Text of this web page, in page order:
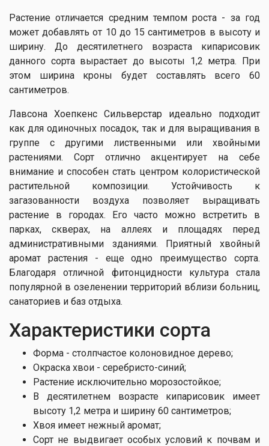
Растение отличается средним темпом роста - за год
может добавлять от 10 до 15 сантиметров в высоту и
ширину. До десятилетнего возраста кипарисовик
данного сорта вырастает до высоты 1,2 метра. При
этом ширина кроны будет составлять всего 60
сантиметров.
Лавсона Хоепкенс Сильверстар идеально подходит
как для одиночных посадок, так и для выращивания в
группе с другими лиственными или хвойными
растениями. Сорт отлично акцентирует на себе
внимание и способен стать центром колористической
растительной композиции. Устойчивость к
загазованности воздуха позволяет выращивать
растение в городах. Его часто можно встретить в
парках, скверах, на аллеях и площадях перед
административными зданиями. Приятный хвойный
аромат растения - еще одно преимущество сорта.
Благодаря отличной фитонцидности культура стала
популярной в озеленении территорий вблизи больниц,
санаториев и баз отдыха.
Характеристики сорта
Форма - столпчастое колоновидное дерево;
Окраска хвои - серебристо-синий;
Растение исключительно морозостойкое;
В десятилетнем возрасте кипарисовик имеет
высоту 1,2 метра и ширину 60 сантиметров;
Хвоя имеет нежный аромат;
Сорт не выдвигает особых условий к почвам и